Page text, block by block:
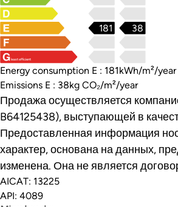
least efficient
38
181
Energy consumption E : 181kWh/m²/year
Emissions E : 38kg CO₂/m²/year
Продажа осуществляется
B64125438), выступающей в
Предоставленная информация
характер, основана на данных,
изменена. Она не является
AICAT: 13225
API: 4089